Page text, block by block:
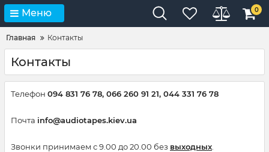
Меню 0
Главная Контакты
Контакты
Телефон 094 831 76 78, 066 260 91 21, 044 331 76 78
Почта info@audiotapes.kiev.ua
Звонки принимаем с 9.00 до 20.00 без выходных